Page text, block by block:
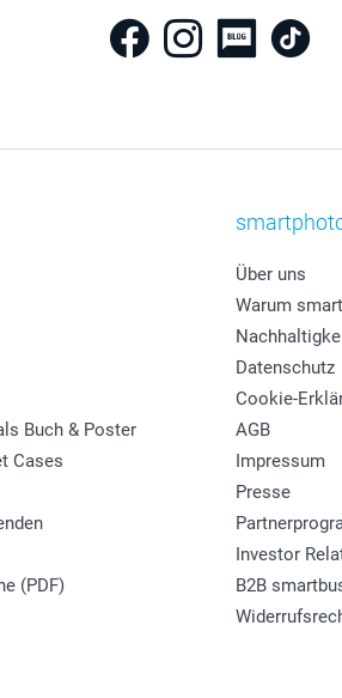
Buch & Poster
Cases
(PDF)
Über uns
Warum
Datenschutz
Cookie-
AGB
Impressum
Presse
Investor
B2B